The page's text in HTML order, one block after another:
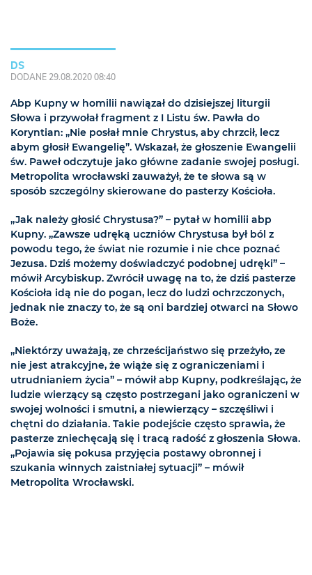
DS
DODANE 29.08.2020 08:40
Abp Kupny w homilii nawiązał do dzisiejszej liturgii
Słowa i przywołał fragment z I Listu św. Pawła do
Koryntian: „Nie posłał mnie Chrystus, aby chrzcił, lecz
abym głosił Ewangelię”. Wskazał, że głoszenie Ewangelii
św. Paweł odczytuje jako główne zadanie swojej posługi.
Metropolita wrocławski zauważył, że te słowa są w
sposób szczególny skierowane do pasterzy Kościoła.
„Jak należy głosić Chrystusa?” – pytał w homilii abp
Kupny. „Zawsze udręką uczniów Chrystusa był ból z
powodu tego, że świat nie rozumie i nie chce poznać
Jezusa. Dziś możemy doświadczyć podobnej udręki” –
mówił Arcybiskup. Zwrócił uwagę na to, że dziś pasterze
Kościoła idą nie do pogan, lecz do ludzi ochrzczonych,
jednak nie znaczy to, że są oni bardziej otwarci na Słowo
Boże.
„Niektórzy uważają, ze chrześcijaństwo się przeżyło, ze
nie jest atrakcyjne, że wiąże się z ograniczeniami i
utrudnianiem życia” – mówił abp Kupny, podkreślając, że
ludzie wierzący są często postrzegani jako ograniczeni w
swojej wolności i smutni, a niewierzący – szczęśliwi i
chętni do działania. Takie podejście często sprawia, że
pasterze zniechęcają się i tracą radość z głoszenia Słowa.
„Pojawia się pokusa przyjęcia postawy obronnej i
szukania winnych zaistniałej sytuacji” – mówił
Metropolita Wrocławski.